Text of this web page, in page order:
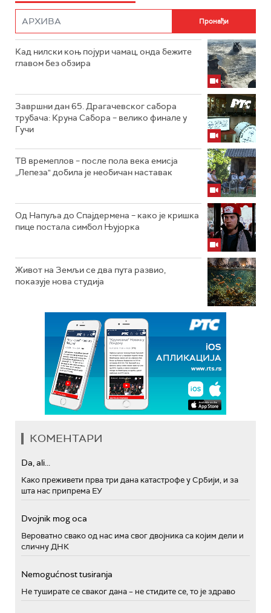
Кад нилски коњ појури чамац, онда бежите
главом без обзира
Завршни дан 65. Драгачевског сабора
трубача: Круна Сабора – велико финале у
Гучи
ТВ времеплов – после пола века емисја
„Лепеза" добила је необичан наставак
Од Напуља до Спајдермена – како је кришка
пице постала симбол Њујорка
Живот на Земљи се два пута развио,
показује нова студија
КОМЕНТАРИ
Da, ali...
Како преживети прва три дана катастрофе у Србији, и за
шта нас припрема ЕУ
Dvojnik mog oca
Вероватно свако од нас има свог двојника са којим дели и
сличну ДНК
Nemogućnost tusiranja
Не туширате се сваког дана – не стидите се, то је здраво